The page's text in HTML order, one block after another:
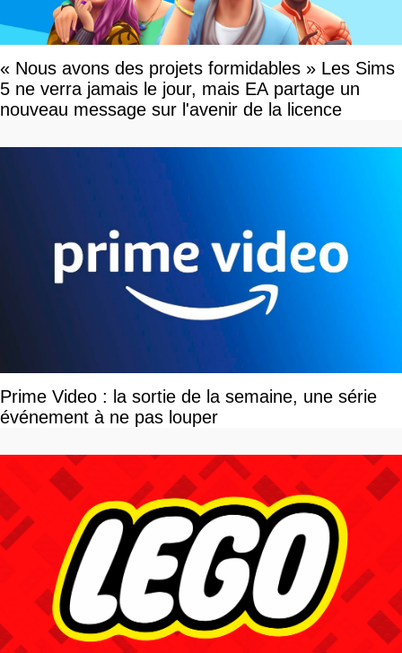
« Nous avons des projets formidables » Les Sims
5 ne verra jamais le jour, mais EA partage un
nouveau message sur l'avenir de la licence
Prime Video : la sortie de la semaine, une série
événement à ne pas louper